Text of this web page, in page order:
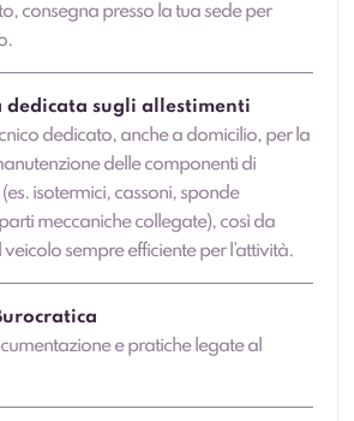
consegna presso la tua sede per
dedicata sugli allestimenti
dedicato, anche a domicilio, per la
delle componenti di
isotermici, cassoni, sponde
meccaniche collegate), così da
sempre efficiente per l’attività.
e pratiche legate al